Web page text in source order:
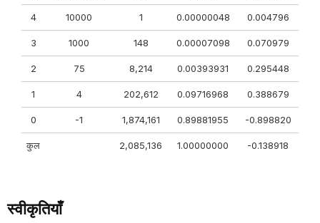
4 10000 1 0.00000048 0.004796
3 1000 148 0.00007098 0.070979
2 75 8,214 0.00393931 0.295448
1 4 202,612 0.09716968 0.388679
0 -1 1,874,161 0.89881955 -0.898820
कुल 2,085,136 1.00000000 -0.138918
स्वीकृतियाँ